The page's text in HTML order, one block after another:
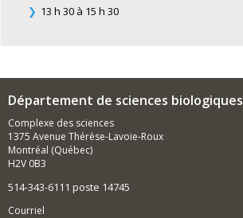
13 h 30 à 15 h 30
Département de sciences biologiques
Complexe des sciences
1375 Avenue Thérèse-Lavoie-Roux
Montréal (Québec)
H2V 0B3
514-343-6111 poste 14745
Courriel